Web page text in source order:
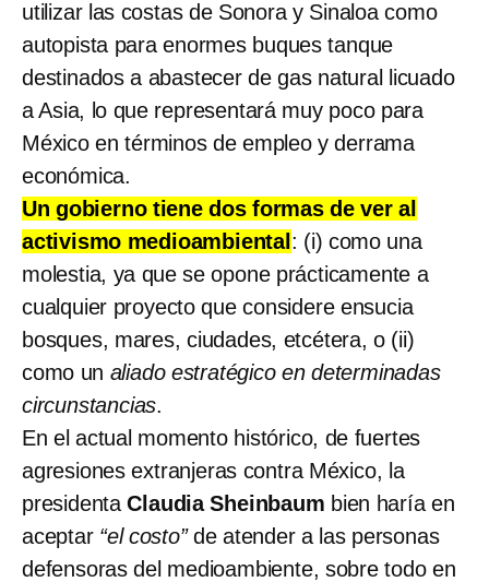
utilizar las costas de Sonora y Sinaloa como
autopista para enormes buques tanque
destinados a abastecer de gas natural licuado
a Asia, lo que representará muy poco para
México en términos de empleo y derrama
económica.
Un gobierno tiene dos formas de ver al
activismo medioambiental : (i) como una
molestia, ya que se opone prácticamente a
cualquier proyecto que considere ensucia
bosques, mares, ciudades, etcétera, o (ii)
como un aliado estratégico en determinadas
circunstancias.
En el actual momento histórico, de fuertes
agresiones extranjeras contra México, la
presidentaClaudia Sheinbaum bien haría en
aceptar “el costo”de atender a las personas
defensoras del medioambiente, sobre todo en